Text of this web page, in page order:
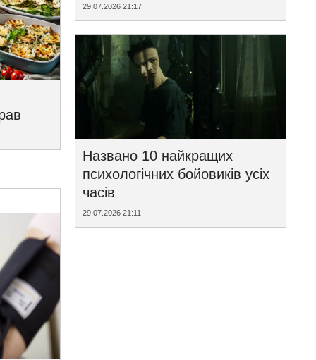
29.07.2026 21:17
Названо 10 найкращих
психологічних бойовиків усіх
часів
29.07.2026 21:11